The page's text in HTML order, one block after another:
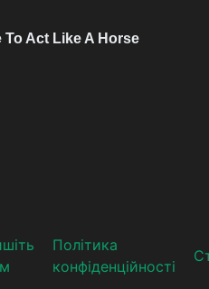
Політика
конфіденційності